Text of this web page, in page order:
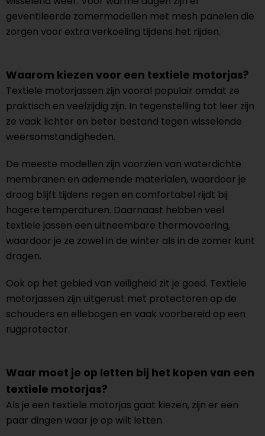
geventileerde zomermodellen met mesh panelen die
zorgen voor extra verkoeling tijdens het rijden.
Waarom kiezen voor een textiele motorjas?
Textiele motorjassen zijn vooral populair omdat ze
praktisch en veelzijdig zijn. In tegenstelling tot leer zijn
ze vaak lichter en beter bestand tegen wisselende
weersomstandigheden.
De meeste modellen zijn voorzien van waterdichte
membranen en ademende materialen, waardoor je
droog blijft tijdens regen en comfortabel rijdt bij
hogere temperaturen. Daarnaast hebben veel
textiele jassen een uitneembare thermovoering,
waardoor je ze zowel in de winter als in de zomer kunt
dragen.
Ook op het gebied van veiligheid zit je goed. Textiele
motorjassen zijn uitgerust met protectoren op de
schouders en ellebogen en vaak voorbereid op een
rugprotector.
Waar moet je op letten bij het kopen van een
textiele motorjas?
Als je een textiele motorjas gaat kiezen, zijn er een
paar dingen waar je op wilt letten.